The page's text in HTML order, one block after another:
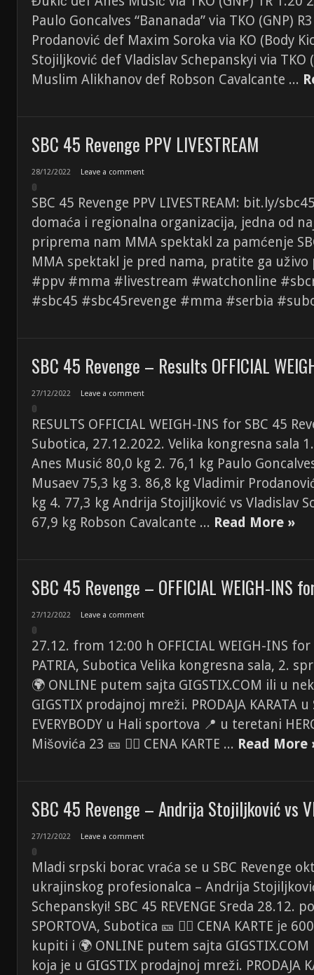
Paulo Goncalves “Bananada” via TKO (GNP)
Prodanović def Maxim Soroka via KO (Body
Stojiljković def Vladislav Schepanskyi via TKO
Muslim Alikhanov def Robson Cavalcante ...
SBC 45 Revenge PPV LIVESTREAM
28/12/2022 Leave a comment
SBC 45 Revenge PPV LIVESTREAM: bit.ly/
domaća i regionalna organizacija, jedna od
priprema nam MMA spektakl za pamćenje
MMA spektakl je pred nama, pratite ga uživo
#ppv #mma #livestream #watchonline
#sbc45 #sbc45revenge #mma #serbia
SBC 45 Revenge – Results OFFICIAL
27/12/2022 Leave a comment
RESULTS OFFICIAL WEIGH-INS for SBC 45
Subotica, 27.12.2022. Velika kongresna sala
Anes Musić 80,0 kg 2. 76,1 kg Paulo
Musaev 75,3 kg 3. 86,8 kg Vladimir
kg 4. 77,3 kg Andrija Stojiljković vs Vladislav
67,9 kg Robson Cavalcante ... Read More »
SBC 45 Revenge – OFFICIAL WEIGH-INS
27/12/2022 Leave a comment
27.12. from 12:00 h OFFICIAL WEIGH-INS for
PATRIA, Subotica Velika kongresna sala, 2.
🌍 ONLINE putem sajta GIGSTIX.COM ili u
GIGSTIX prodajnoj mreži. PRODAJA KARATA
EVERYBODY u Hali sportova 📍 u teretani
Mišovića 23 🎫 👉🏼 CENA KARTE ... Read More
SBC 45 Revenge – Andrija Stojiljković vs
27/12/2022 Leave a comment
Mladi srpski borac vraća se u SBC Revenge
ukrajinskog profesionalca – Andrija
Schepanskyi! SBC 45 REVENGE Sreda 28.12.
SPORTOVA, Subotica 🎫 👉🏼 CENA KARTE je
kupiti i 🌍 ONLINE putem sajta
koja je u GIGSTIX prodajnoj mreži. PRODAJA